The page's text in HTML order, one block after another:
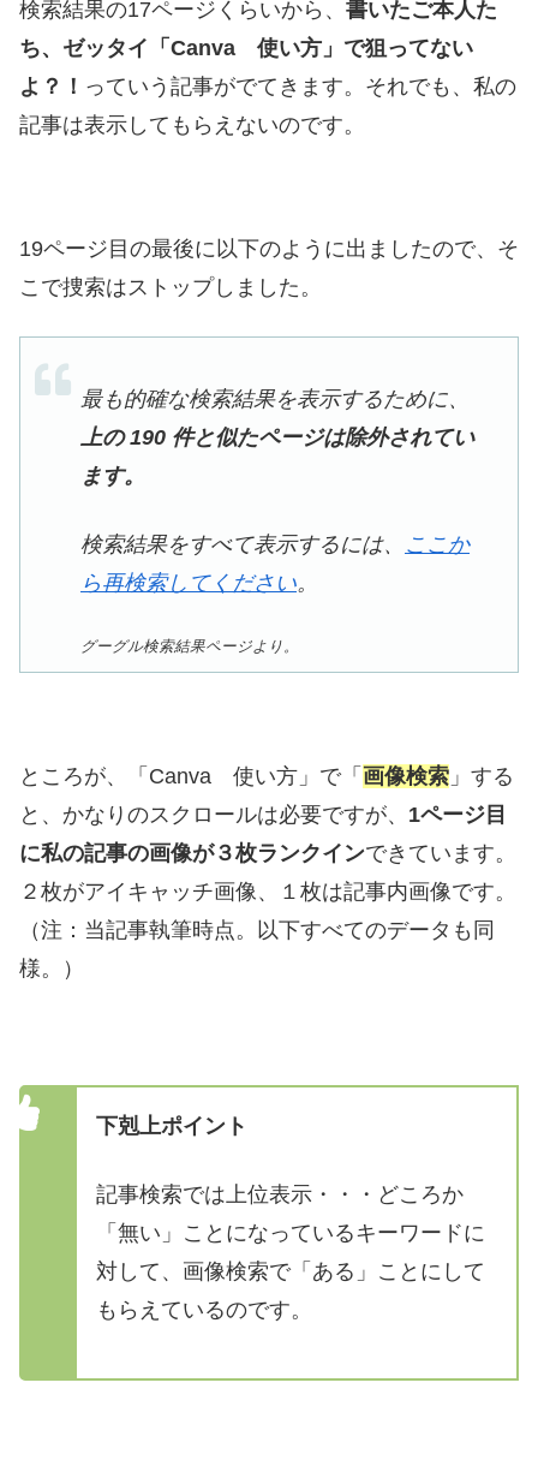
検索結果の17ページくらいから、 書いたご本人た
ち、ゼッタイ「Canva 使い方」で狙ってない
よ？！ っていう記事がでてきます。それでも、私の
記事は表示してもらえないのです。
19ページ目の最後に以下のように出ましたので、そ
こで捜索はストップしました。
最も的確な検索結果を表示するために、
上の 190 件と似たページは除外されてい
ます。
検索結果をすべて表示するには、 ここか
ら再検索してください。
グーグル検索結果ページより。
ところが、「Canva 使い方」で「 画像検索 」する
と、かなりのスクロールは必要ですが、 1ページ目
に私の記事の画像が３枚ランクインできています。
２枚がアイキャッチ画像、１枚は記事内画像です。
（注：当記事執筆時点。以下すべてのデータも同
様。）
下剋上ポイント
記事検索では上位表示・・・どころか
「無い」ことになっているキーワードに
対して、画像検索で「ある」ことにして
もらえているのです。